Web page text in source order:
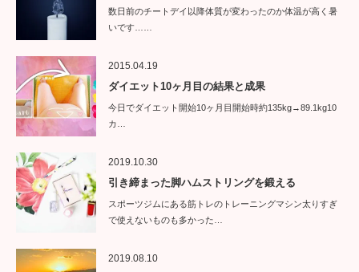
数日前のチートデイ以降体質が変わったのか体温が高く暑
いです……
2015.04.19
ダイエット10ヶ月目の結果と成果
今日でダイエット開始10ヶ月目開始時約135kg→89.1kg10
カ…
2019.10.30
引き締まった脚ハムストリングを鍛える
スポーツジムにある筋トレのトレーニングマシン太りすぎ
で使えないものも多かった…
2019.08.10